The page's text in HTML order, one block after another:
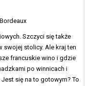
Szczyci się także
swojej stolicy. Ale kraj ten
francuskie wino i gdzie
po winnicach i
się na to gotowym? To